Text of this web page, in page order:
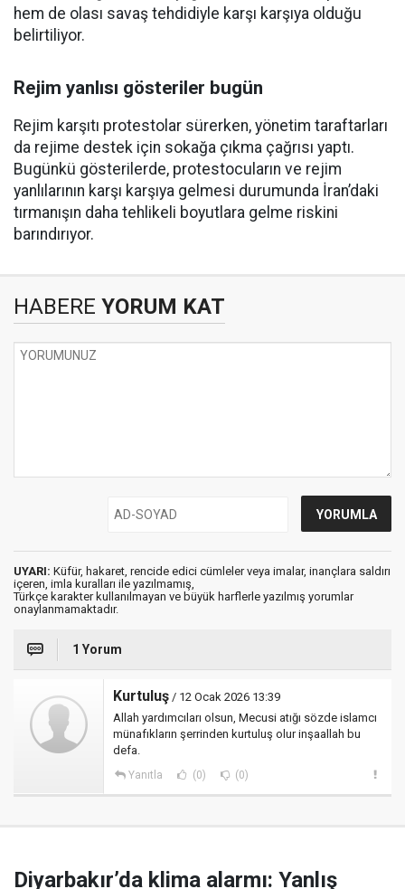
hem de olası savaş tehdidiyle karşı karşıya olduğu
belirtiliyor.
Rejim yanlısı gösteriler bugün
Rejim karşıtı protestolar sürerken, yönetim taraftarları
da rejime destek için sokağa çıkma çağrısı yaptı.
Bugünkü gösterilerde, protestocuların ve rejim
yanlılarının karşı karşıya gelmesi durumunda İran’daki
tırmanışın daha tehlikeli boyutlara gelme riskini
barındırıyor.
HABERE YORUM KAT
UYARI: Küfür, hakaret, rencide edici cümleler veya imalar, inançlara saldırı
içeren, imla kuralları ile yazılmamış,
Türkçe karakter kullanılmayan ve büyük harflerle yazılmış yorumlar
onaylanmamaktadır.
1 Yorum
Kurtuluş / 12 Ocak 2026 13:39
Allah yardımcıları olsun, Mecusi atığı sözde islamcı
münafıkların şerrinden kurtuluş olur inşaallah bu
defa.
Yanıtla (0) (0)
Diyarbakır’da klima alarmı: Yanlış